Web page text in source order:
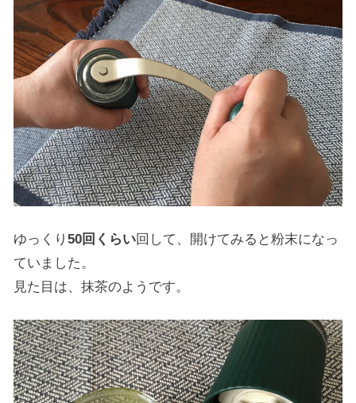
ゆっくり50回くらい回して、開けてみると粉末になっ
ていました。
見た目は、抹茶のようです。